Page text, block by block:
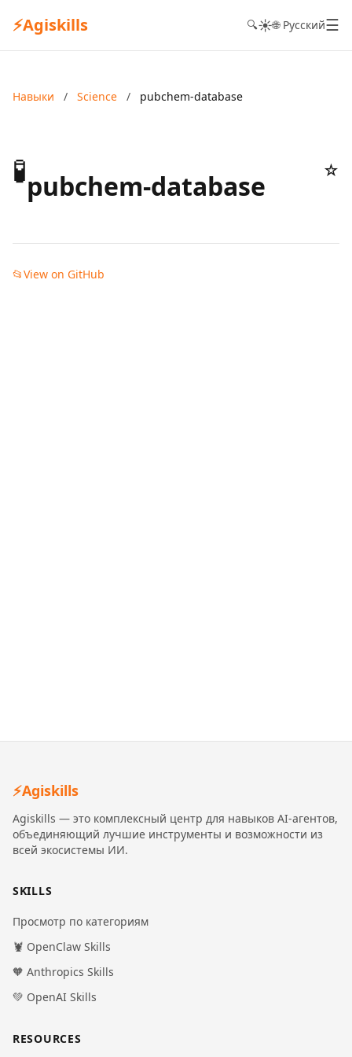
⚡Agiskills 🔍☀️🌐 Русский☰
Навыки / Science / pubchem-database
🧪pubchem-database ☆
📂View on GitHub
⚡Agiskills
Agiskills — это комплексный центр для навыков AI-агентов,
объединяющий лучшие инструменты и возможности из
всей экосистемы ИИ.
SKILLS
Просмотр по категориям
🦞 OpenClaw Skills
🧡 Anthropics Skills
💚 OpenAI Skills
RESOURCES